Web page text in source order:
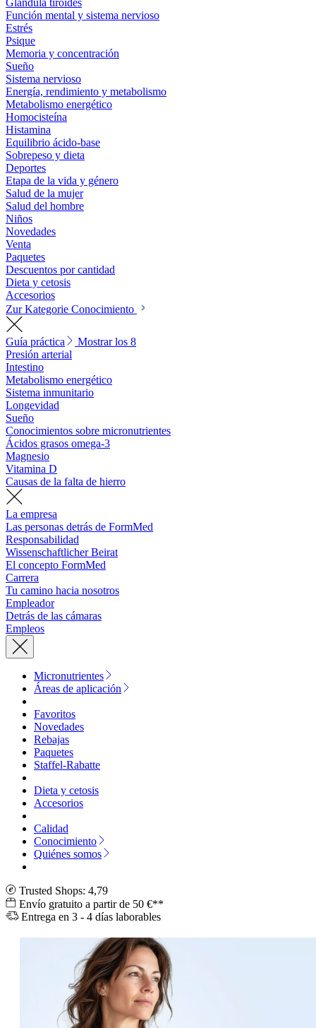
Glándula tiroides
Función mental y sistema nervioso
Estrés
Psique
Memoria y concentración
Sueño
Sistema nervioso
Energía, rendimiento y metabolismo
Metabolismo energético
Homocisteína
Histamina
Equilibrio ácido-base
Sobrepeso y dieta
Deportes
Etapa de la vida y género
Salud de la mujer
Salud del hombre
Niños
Novedades
Venta
Paquetes
Descuentos por cantidad
Dieta y cetosis
Accesorios
Zur Kategorie Conocimiento
Guía práctica
Mostrar los 8
Presión arterial
Intestino
Metabolismo energético
Sistema inmunitario
Longevidad
Sueño
Conocimientos sobre micronutrientes
Ácidos grasos omega-3
Magnesio
Vitamina D
Causas de la falta de hierro
La empresa
Las personas detrás de FormMed
Responsabilidad
Wissenschaftlicher Beirat
El concepto FormMed
Carrera
Tu camino hacia nosotros
Empleador
Detrás de las cámaras
Empleos
Micronutrientes
Áreas de aplicación
Favoritos
Novedades
Rebajas
Paquetes
Staffel-Rabatte
Dieta y cetosis
Accesorios
Calidad
Conocimiento
Quiénes somos
Trusted Shops: 4,79
Envío gratuito a partir de 50 €**
Entrega en 3 - 4 días laborables